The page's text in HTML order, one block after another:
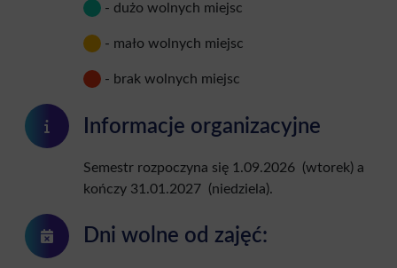
- dużo wolnych miejsc
- mało wolnych miejsc
- brak wolnych miejsc
Informacje organizacyjne
Semestr rozpoczyna się 1.09.2026 (wtorek) a
kończy 31.01.2027 (niedziela).
Dni wolne od zajęć: